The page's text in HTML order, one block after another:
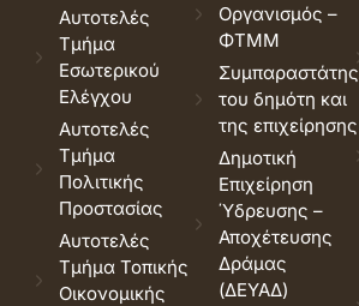
Αυτοτελές
Τμήμα
Εσωτερικού
Ελέγχου
Αυτοτελές
Τμήμα
Πολιτικής
Προστασίας
Αυτοτελές
Τμήμα Τοπικής
Οικονομικής
Οργανισμός –
ΦΤΜΜ
Συμπαραστάτης
του δημότη και
της επιχείρησης
Δημοτική
Επιχείρηση
Ύδρευσης –
Αποχέτευσης
Δράμας
(ΔΕΥΑΔ)